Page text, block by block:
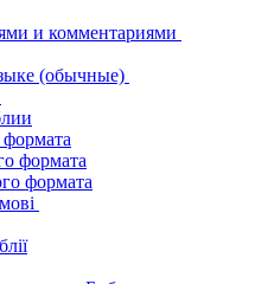
и комментариями
(обычные)
формата
формата